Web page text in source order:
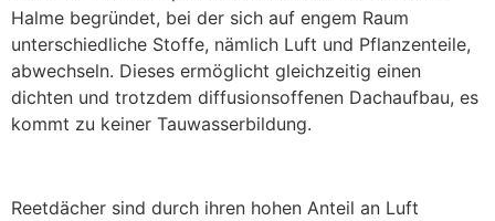
Halme begründet, bei der sich auf engem Raum
unterschiedliche Stoffe, nämlich Luft und Pflanzenteile,
abwechseln. Dieses ermöglicht gleichzeitig einen
dichten und trotzdem diffusionsoffenen Dachaufbau, es
kommt zu keiner Tauwasserbildung.
Reetdächer sind durch ihren hohen Anteil an Luft